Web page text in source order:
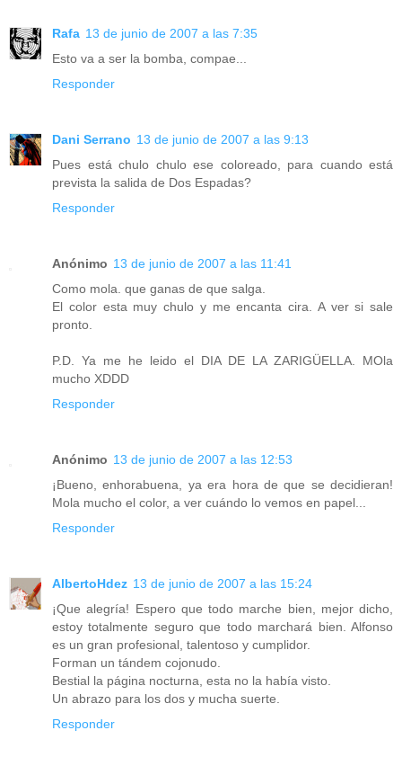
Rafa 13 de junio de 2007 a las 7:35
Esto va a ser la bomba, compae...
Responder
Dani Serrano 13 de junio de 2007 a las 9:13
Pues está chulo chulo ese coloreado, para cuando está
prevista la salida de Dos Espadas?
Responder
Anónimo 13 de junio de 2007 a las 11:41
Como mola. que ganas de que salga.
El color esta muy chulo y me encanta cira. A ver si sale
pronto.
P.D. Ya me he leido el DIA DE LA ZARIGÜELLA. MOla
mucho XDDD
Responder
Anónimo 13 de junio de 2007 a las 12:53
¡Bueno, enhorabuena, ya era hora de que se decidieran!
Mola mucho el color, a ver cuándo lo vemos en papel...
Responder
AlbertoHdez 13 de junio de 2007 a las 15:24
¡Que alegría! Espero que todo marche bien, mejor dicho,
estoy totalmente seguro que todo marchará bien. Alfonso
es un gran profesional, talentoso y cumplidor.
Forman un tándem cojonudo.
Bestial la página nocturna, esta no la había visto.
Un abrazo para los dos y mucha suerte.
Responder